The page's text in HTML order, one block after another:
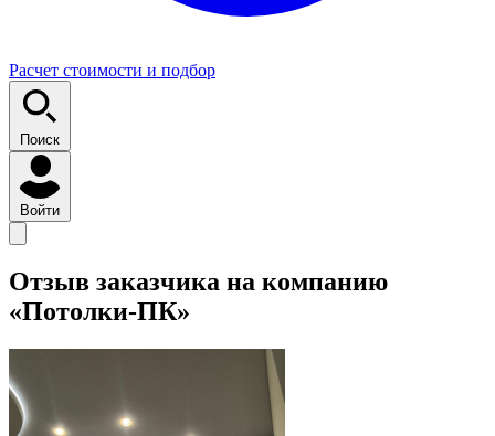
Расчет стоимости и подбор
Поиск
Войти
Отзыв заказчика на компанию
«Потолки-ПК»